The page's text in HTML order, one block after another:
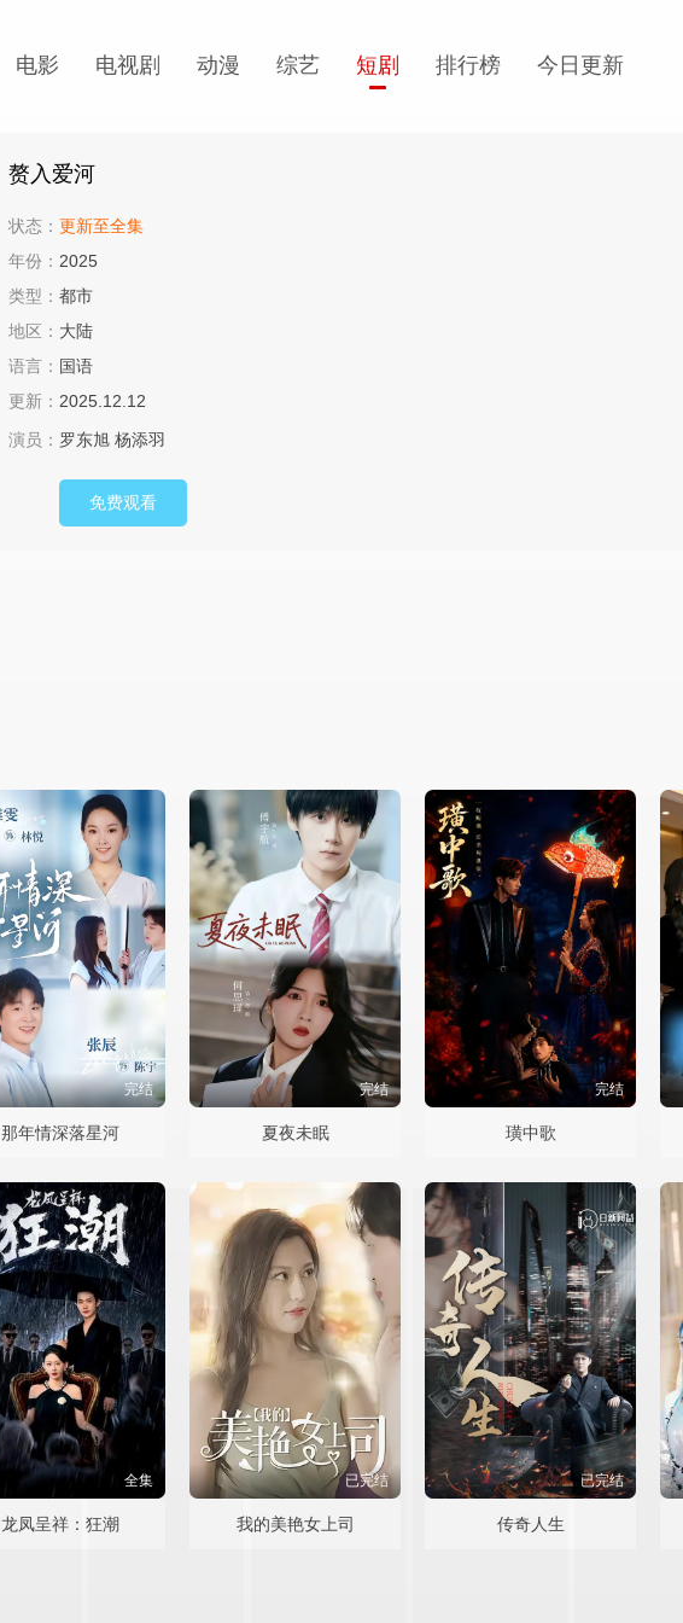
电影 电视剧 动漫 综艺 短剧 排行榜 今日更新
赘入爱河
状态： 更新至全集
年份： 2025
类型： 都市
地区： 大陆
语言： 国语
更新： 2025.12.12
演员： 罗东旭 杨添羽
免费观看
完结
那年情深落星河
完结
夏夜未眠
完结
璜中歌
全集
龙凤呈祥：狂潮
已完结
我的美艳女上司
已完结
传奇人生